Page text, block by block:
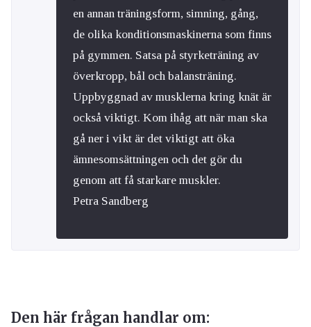
en annan träningsform, simning, gång,
de olika konditionsmaskinerna som finns
på gymmen. Satsa på styrketräning av
överkropp, bål och balansträning.
Uppbyggnad av musklerna kring knät är
också viktigt. Kom ihåg att när man ska
gå ner i vikt är det viktigt att öka
ämnesomsättningen och det gör du
genom att få starkare muskler.
Petra Sandberg
Den här frågan handlar om: